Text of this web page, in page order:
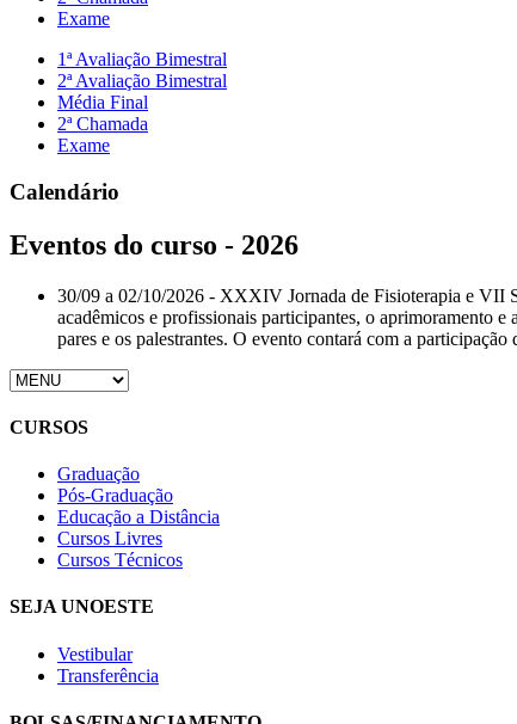
Exame
1ª Avaliação Bimestral
2ª Avaliação Bimestral
Média Final
2ª Chamada
Exame
Calendário
Eventos do curso - 2026
30/09 a 02/10/2026 - XXXIV Jornada de Fisioterapia e VII
acadêmicos e profissionais participantes, o aprimoramento
pares e os palestrantes. O evento contará com a
CURSOS
Graduação
Pós-Graduação
Educação a Distância
Cursos Livres
Cursos Técnicos
SEJA UNOESTE
Vestibular
Transferência